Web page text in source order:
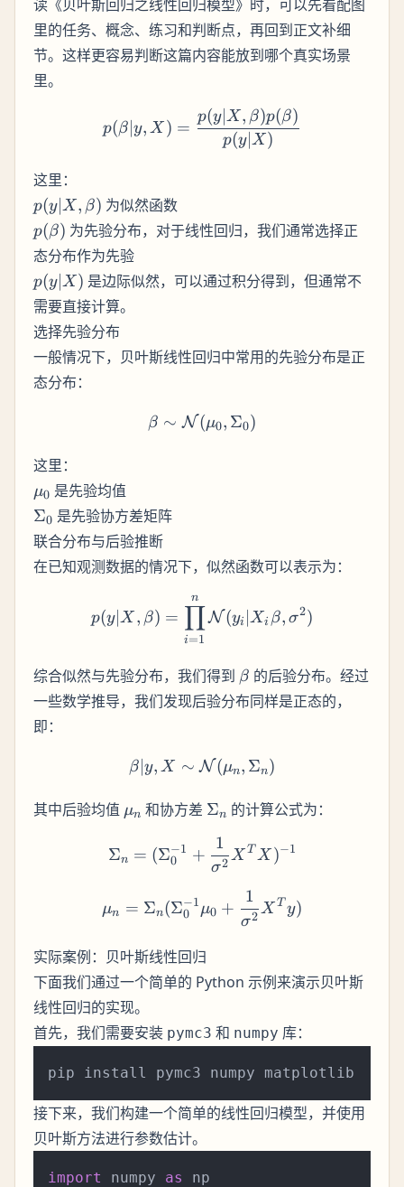
读《贝叶斯回归之线性回归模型》时，可以先看配图
里的任务、概念、练习和判断点，再回到正文补细
节。这样更容易判断这篇内容能放到哪个真实场景
里。
p(\beta | y, X) =
p(β ∣y, X ) =
p(y∣ X)
p(y∣ X, β)p(β)
这里：
p(y |
X,
\beta)
p(y∣ X, β) 为似然函数
p(\beta)
p(β) 为先验分布，对于线性回归，我们通常选择正
态分布作为先验
p(y
|
X)
p(y∣ X) 是边际似然，可以通过积分得到，但通常不
需要直接计算。
选择先验分布
一般情况下，贝叶斯线性回归中常用的先验分布是正
态分布：
\beta \sim
β ∼ N(μ0, Σ0)
这里：
\mu_0
μ0 是先验均值
\Sigma_0
Σ0 是先验协方差矩阵
联合分布与后验推断
在已知观测数据的情况下，似然函数可以表示为：
p(y | X, \beta) =
p(y X , β) =
i=1
∏
n
N(yi ∣Xi β, σ2)
综合似然与先验分布，我们得到 \beta
β 的后验分布。经过
一些数学推导，我们发现后验分布同样是正态的，
即：
\beta | y, X \sim
β y, X ∼ N(μn, Σn)
其中后验均值 \mu_n
μn 和协方差 \Sigma_n
Σn 的计算公式为：
\Sigma_n =
Σn = (Σ0
−1 +
σ2
1
X T X )−1
\mu_n =
μn = Σn(Σ0
−1μ0 +
σ2
1
X T y)
实际案例：贝叶斯线性回归
下面我们通过一个简单的 Python 示例来演示贝叶斯
线性回归的实现。
首先，我们需要安装 pymc3 和 numpy 库：
接下来，我们构建一个简单的线性回归模型，并使用
贝叶斯方法进行参数估计。
import numpy as